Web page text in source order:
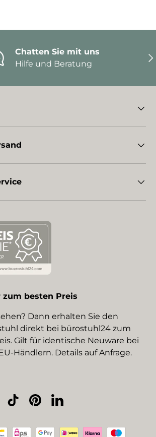
Chatten Sie mit uns
Hilfe und Beratung
zum besten Preis
Dann erhalten Sie den
direkt bei bürostuhl24 zum
Gilt für identische Neuware bei
Händlern. Details auf Anfrage.
TikTokPinterestLinkedIn